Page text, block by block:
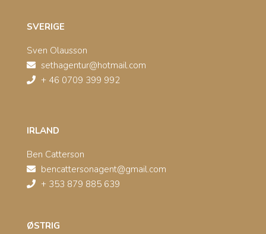
SVERIGE
Sven Olausson
sethagentur@hotmail.com
+ 46 0709 399 992
IRLAND
Ben Catterson
bencattersonagent@gmail.com
+ 353 879 885 639
ØSTRIG